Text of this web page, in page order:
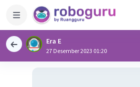
Era E
27 Desember 2023 01:20